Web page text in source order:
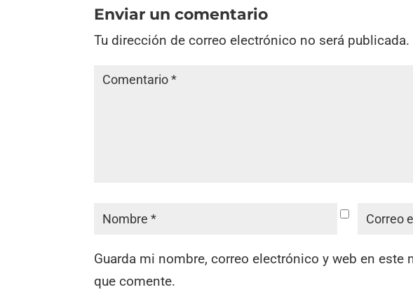
Enviar un comentario
Tu dirección de correo electrónico no será publicada.
Guarda mi nombre, correo electrónico y web en este
que comente.